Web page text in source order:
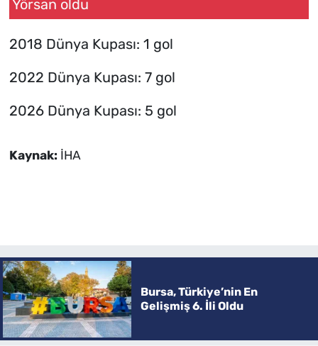
2018 Dünya Kupası: 1 gol
2022 Dünya Kupası: 7 gol
2026 Dünya Kupası: 5 gol
Kaynak: İHA
Bursa, Türkiye’nin En
Gelişmiş 6. İli Oldu